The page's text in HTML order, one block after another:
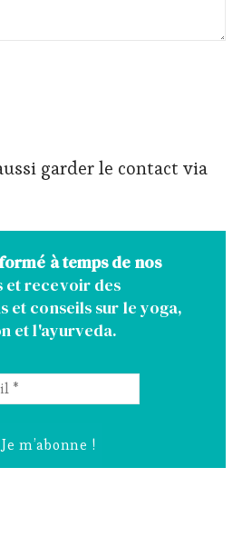
garder le contact via
à temps de nos
et recevoir des
et conseils sur le yoga,
et l'ayurveda.
*